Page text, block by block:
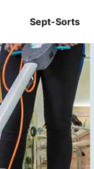
Sept-Sorts